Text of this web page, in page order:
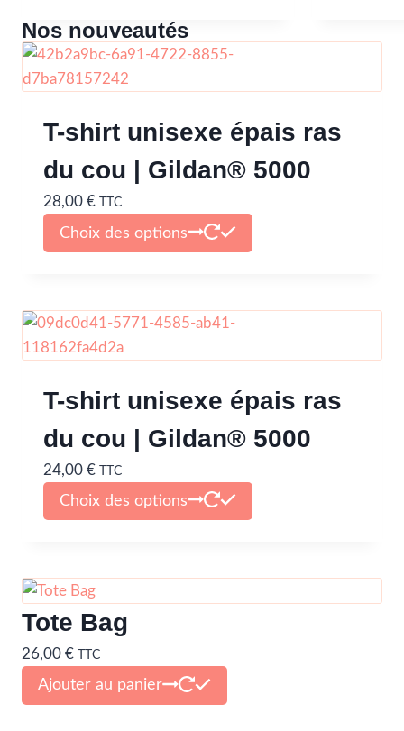
Nos nouveautés
T-shirt unisexe épais ras
du cou | Gildan® 5000
28,00 € TTC
Choix des options
T-shirt unisexe épais ras
du cou | Gildan® 5000
24,00 € TTC
Choix des options
Tote Bag
26,00 € TTC
Ajouter au panier